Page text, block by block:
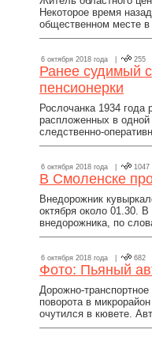
Некоторое время
общественном месте в
6 октября 2018 года | 255
Ранее судимый
пенсионерки
Рослочанка 1934
распложенных в
следственно-
6 октября 2018 года | 1047
В Смоленске
Внедорожник
октября около 01.30.
внедорожника, по
6 октября 2018 года | 682
Фото: Пьяный
Дорожно-
поворота в
очутился в кювете.